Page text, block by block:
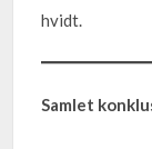
hvidt.
Samlet